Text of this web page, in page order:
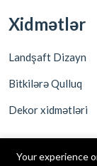
Xidmətlər
Landşaft Dizayn
Bitkilərə Qulluq
Dekor xidmətləri
Your experience